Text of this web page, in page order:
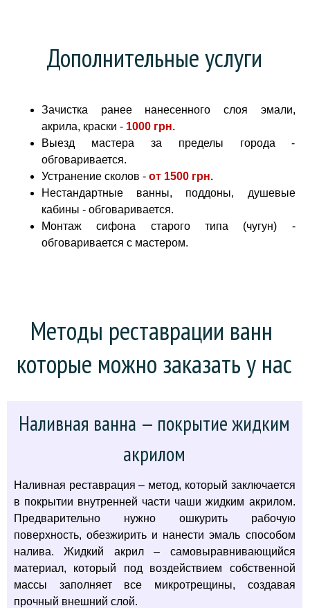
Дополнительные услуги
Зачистка ранее нанесенного слоя эмали,
акрила, краски - 1000 грн.
Выезд мастера за пределы города -
обговаривается.
Устранение сколов - от 1500 грн.
Нестандартные ванны, поддоны, душевые
кабины - обговаривается.
Монтаж сифона старого типа (чугун) -
обговаривается с мастером.
Методы реставрации ванн
которые можно заказать у нас
Наливная ванна — покрытие жидким
акрилом
Наливная реставрация – метод, который заключается
в покрытии внутренней части чаши жидким акрилом.
Предварительно нужно ошкурить рабочую
поверхность, обезжирить и нанести эмаль способом
налива. Жидкий акрил – самовыравнивающийся
материал, который под воздействием собственной
массы заполняет все микротрещины, создавая
прочный внешний слой.